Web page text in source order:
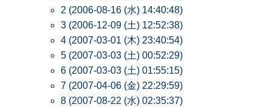
2 (2006-08-16 (水) 14:40:48)
3 (2006-12-09 (土) 12:52:38)
4 (2007-03-01 (木) 23:40:54)
5 (2007-03-03 (土) 00:52:29)
6 (2007-03-03 (土) 01:55:15)
7 (2007-04-06 (金) 22:29:59)
8 (2007-08-22 (水) 02:35:37)